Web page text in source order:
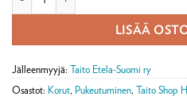
LISÄÄ
Jälleenmyyjä: Taito Etela-Suomi ry
Osastot: Korut, Pukeutuminen, Taito Shop